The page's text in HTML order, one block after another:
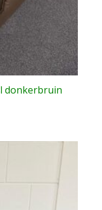
donkerbruin